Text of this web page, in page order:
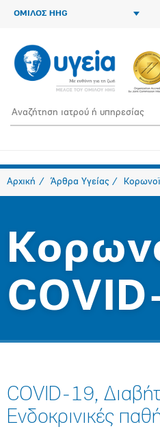
ΟΜΙΛΟΣ HHG
Αρχική Άρθρα Υγείας
COVID-19,
Eνδοκρινικές